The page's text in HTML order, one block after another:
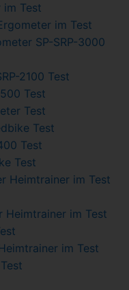
Test
im Test
SP-SRP-3000
2100 Test
Test
Test
Test
Test
Test
Heimtrainer im Test
Heimtrainer im Test
im Test